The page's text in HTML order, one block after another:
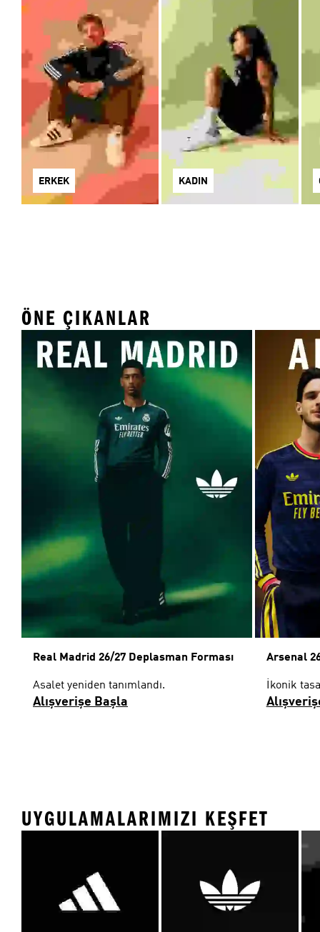
ERKEK KADIN
ÖNE ÇIKANLAR
Real Madrid 26/27 Deplasman Forması
Asalet yeniden tanımlandı.
Alışverişe Başla
Arsenal
İkonik
UYGULAMALARIMIZI KEŞFET